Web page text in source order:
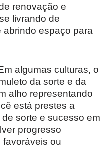
renovação e
livrando de
abrindo espaço para
algumas culturas, o
da sorte e da
alho representando
está prestes a
sorte e sucesso em
progresso
favoráveis ou